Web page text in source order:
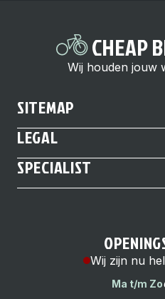
CHEAP
Wij houden jouw
SITEMAP
LEGAL
SPECIALIST
Wij zijn nu
Ma t/m Zo